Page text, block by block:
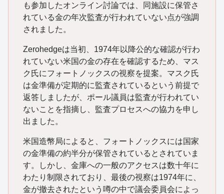
も参加したオンライン討論では、同施設に保管さ
れている金の年次監査が行われていない点が強調
されました。
Zerohedgeは当初、1974年以降公的な確認が行わ
れていない米国の金の存在を確認するため、マス
ク氏にフォートノックスの視察を提案。マスク氏
は金準備が定期的に監査されているという前提で
返答しましたが、ポール議員は監査が行われてい
ないことを指摘し、監査プロセスへの協力を申し
出ました。
米国造幣局によると、フォートノックスには国家
の金準備の約半分が保管されているとされていま
す。しかし、金庫への一般のアクセスは数十年に
わたり制限されており、最後の視察は1974年に、
金が撤去されたという噂の中で議会委員会によっ